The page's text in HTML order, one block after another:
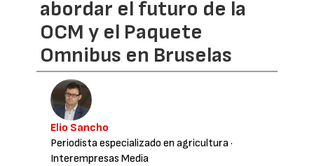
abordar el futuro de la
OCM y el Paquete
Omnibus en Bruselas
Elio Sancho
Periodista especializado en agricultura·
Interempresas Media